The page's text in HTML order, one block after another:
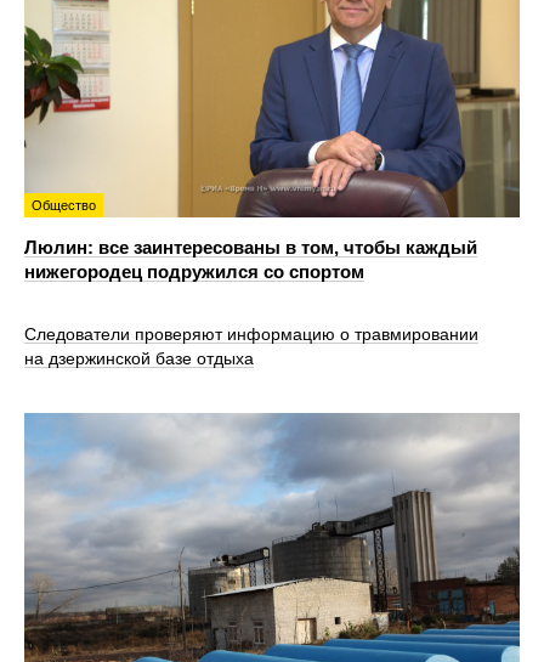
Общество
Люлин: все заинтересованы в том, чтобы каждый
нижегородец подружился со спортом
Следователи проверяют информацию о травмировании
на дзержинской базе отдыха